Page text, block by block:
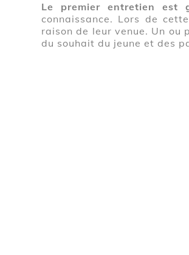
Le premier entretien est
connaissance. Lors de
raison de leur venue. Un ou
du souhait du jeune et des